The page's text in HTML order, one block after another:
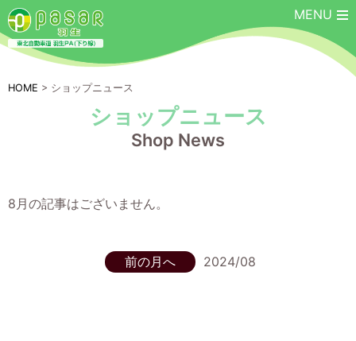
MENU
HOME > ショップニュース
ショップニュース
Shop News
8月の記事はございません。
前の月へ 2024/08